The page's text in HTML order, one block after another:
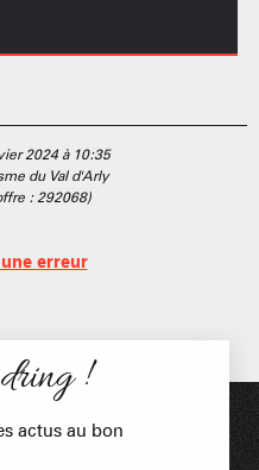
2024 à 10:35
du Val d'Arly
:292068)
erreur
!
actus au bon